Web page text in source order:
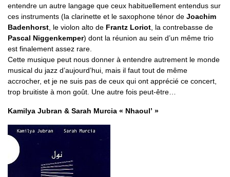
entendre un autre langage que ceux habituellement entendus sur
ces instruments (la clarinette et le saxophone ténor de Joachim
Badenhorst , le violon alto de Frantz Loriot , la contrebasse de
Pascal Niggenkemper) dont la réunion au sein d’un même trio
est finalement assez rare.
Cette musique peut nous donner à entendre autrement le monde
musical du jazz d’aujourd’hui, mais il faut tout de même
accrocher, et je ne suis pas de ceux qui ont apprécié ce concert,
trop bruitiste à mon goût. Une autre fois peut-être…
Kamilya Jubran & Sarah Murcia « Nhaoul’ »